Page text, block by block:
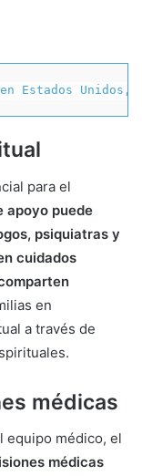
Estados Unidos,
para el
apoyo puede
psiquiatras y
cuidados
en
a través de
médicas
equipo médico, el
médicas